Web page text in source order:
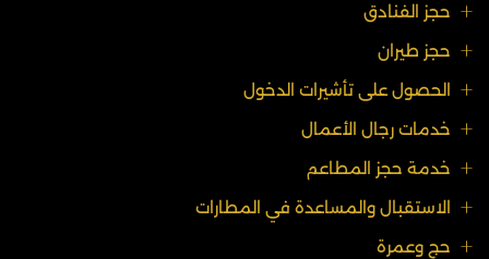
حجز الفنادق
حجز طيران
الحصول على تأشيرات الدخول
خدمات رجال الأعمال
خدمة حجز المطاعم
الاستقبال والمساعدة في المطارات
حج وعمرة